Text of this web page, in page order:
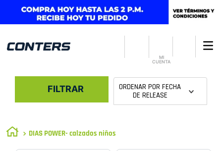
MI
CUENTA
FILTRAR ORDENAR POR FECHA
DE RELEASE
DIAS POWER- calzados niños